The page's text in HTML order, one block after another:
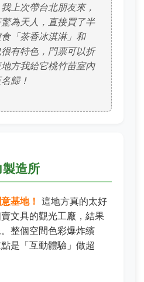
上次帶台北朋友來，
為天人，直接買了半
「茶香冰淇淋」和
很有特色，門票可以折
方我給它桃竹苗室內
歸！
造所
基地！ 這地方真的太好
文具的觀光工廠，結果
整個空間色彩爆炸繽
是「互動體驗」做超